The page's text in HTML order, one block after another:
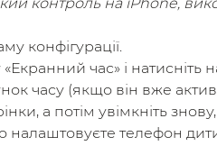
конфігурації.
час» і натисніть
часу (якщо він вже
а потім увімкніть
налаштовуєте телефон